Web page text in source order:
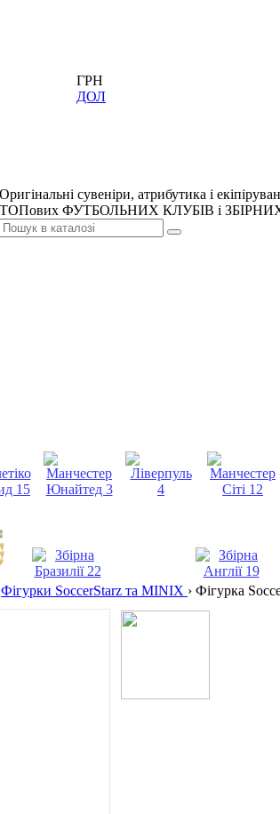
ГРН
ДОЛ
Оригінальні сувеніри, атрибутика і
ТОПових ФУТБОЛЬНИХ КЛУБІВ і
Фігурки SoccerStarz та MINIX › Фігурка